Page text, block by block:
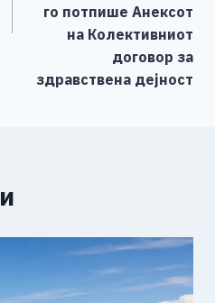
го потпише Анексот
на Колективниот
договор за
здравствена дејност